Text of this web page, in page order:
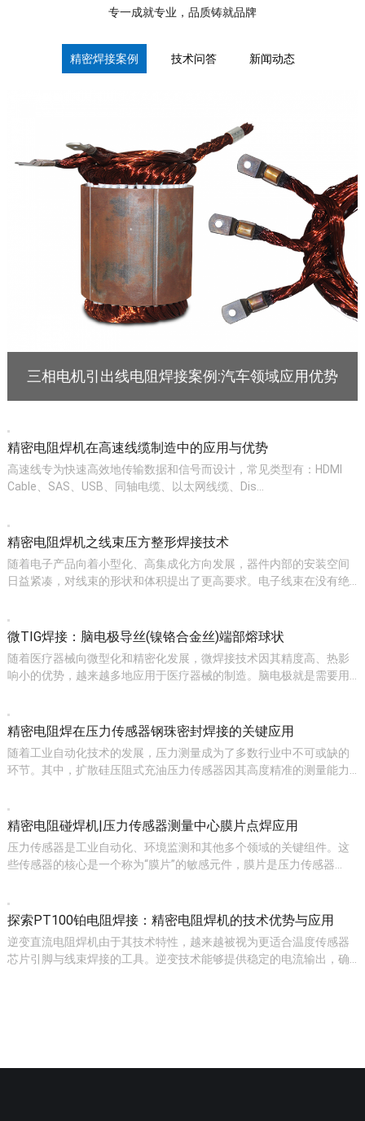
专一成就专业，品质铸就品牌
精密焊接案例 技术问答 新闻动态
三相电机引出线电阻焊接案例:汽车领域应用优势
精密电阻焊机在高速线缆制造中的应用与优势
高速线专为快速高效地传输数据和信号而设计，常见类型有：HDMI
Cable、SAS、USB、同轴电缆、以太网线缆、Dis…
精密电阻焊机之线束压方整形焊接技术
随着电子产品向着小型化、高集成化方向发展，器件内部的安装空间
日益紧凑，对线束的形状和体积提出了更高要求。电子线束在没有绝…
微TIG焊接：脑电极导丝(镍铬合金丝)端部熔球状
随着医疗器械向微型化和精密化发展，微焊接技术因其精度高、热影
响小的优势，越来越多地应用于医疗器械的制造。脑电极就是需要用…
精密电阻焊在压力传感器钢珠密封焊接的关键应用
随着工业自动化技术的发展，压力测量成为了多数行业中不可或缺的
环节。其中，扩散硅压阻式充油压力传感器因其高度精准的测量能力…
精密电阻碰焊机|压力传感器测量中心膜片点焊应用
压力传感器是工业自动化、环境监测和其他多个领域的关键组件。这
些传感器的核心是一个称为“膜片”的敏感元件，膜片是压力传感器…
探索PT100铂电阻焊接：精密电阻焊机的技术优势与应用
逆变直流电阻焊机由于其技术特性，越来越被视为更适合温度传感器
芯片引脚与线束焊接的工具。逆变技术能够提供稳定的电流输出，确…